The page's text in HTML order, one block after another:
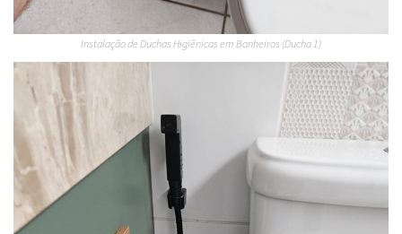
Instalação de Duchas Higiênicas em Banheiros (Ducha 1)